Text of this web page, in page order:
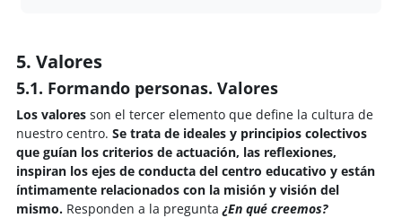
5. Valores
5.1. Formando personas. Valores
Los valores son el tercer elemento que define la cultura de
nuestro centro. Se trata de ideales y principios colectivos
que guían los criterios de actuación, las reflexiones,
inspiran los ejes de conducta del centro educativo y están
íntimamente relacionados con la misión y visión del
mismo. Responden a la pregunta ¿En qué creemos?